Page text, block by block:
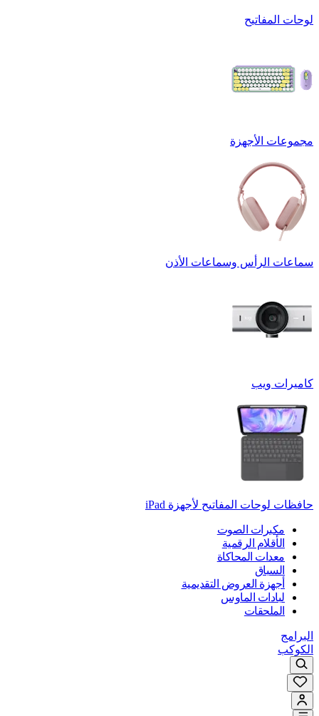
لوحات المفاتيح
مجموعات الأجهزة
سماعات الرأس وسماعات الأذن
كاميرات ويب
حافظات لوحات المفاتيح لأجهزة ‏iPad
مكبرات الصوت
الأقلام الرقمية
معدات المحاكاة
السباق
أجهزة العروض التقديمية
لبادات الماوس
الملحقات
البرامج
الكوكب